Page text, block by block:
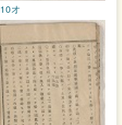
10オ